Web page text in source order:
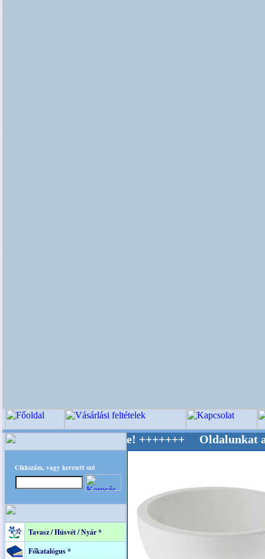
Cikkszám, vagy keresett szó
Tavasz / Húsvét / Nyár *
Főkatalógus *
Világ Mestere! +++++++ Oldalunkat